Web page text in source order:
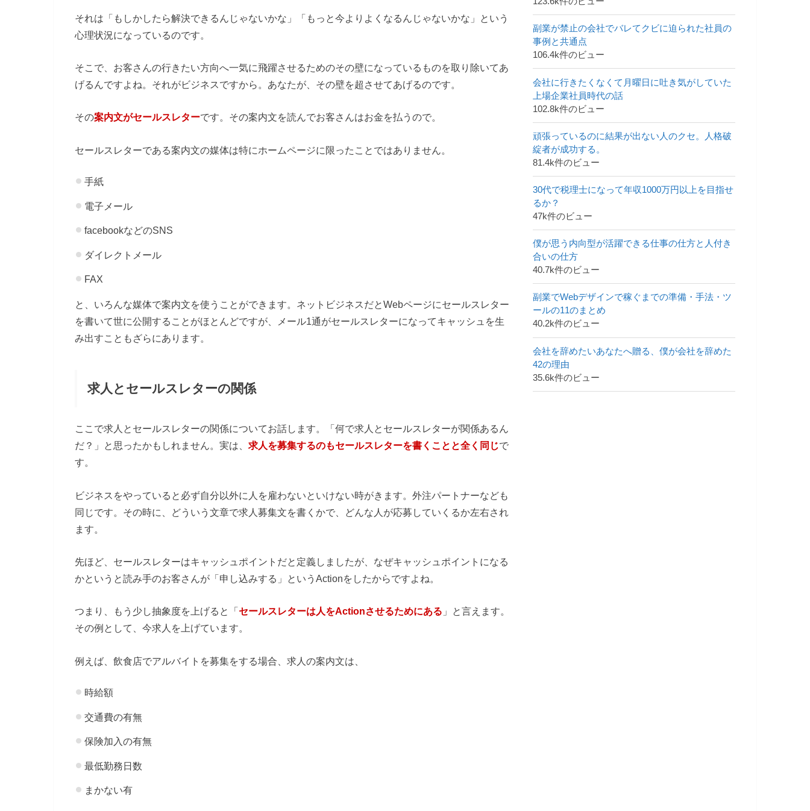
それは「もしかしたら解決できるんじゃないかな」「もっと今よりよくなるんじゃないかな」という
心理状況になっているのです。
そこで、お客さんの行きたい方向へ一気に飛躍させるためのその壁になっているものを取り除いてあ
げるんですよね。それがビジネスですから。あなたが、その壁を超させてあげるのです。
その案内文がセールスレターです。その案内文を読んでお客さんはお金を払うので。
セールスレターである案内文の媒体は特にホームページに限ったことではありません。
手紙
電子メール
facebookなどのSNS
ダイレクトメール
FAX
と、いろんな媒体で案内文を使うことができます。ネットビジネスだとWebページにセールスレター
を書いて世に公開することがほとんどですが、メール1通がセールスレターになってキャッシュを生
み出すこともざらにあります。
求人とセールスレターの関係
ここで求人とセールスレターの関係についてお話します。「何で求人とセールスレターが関係あるん
だ？」と思ったかもしれません。実は、 求人を募集するのもセールスレターを書くことと全く同じで
す。
ビジネスをやっていると必ず自分以外に人を雇わないといけない時がきます。外注パートナーなども
同じです。その時に、どういう文章で求人募集文を書くかで、どんな人が応募していくるか左右され
ます。
先ほど、セールスレターはキャッシュポイントだと定義しましたが、なぜキャッシュポイントになる
かというと読み手のお客さんが「申し込みする」というActionをしたからですよね。
つまり、もう少し抽象度を上げると「 セールスレターは人をActionさせるためにある 」と言えます。
その例として、今求人を上げています。
例えば、飲食店でアルバイトを募集をする場合、求人の案内文は、
時給額
交通費の有無
保険加入の有無
最低勤務日数
まかない有
副業が禁止の会社でバレてクビに迫られた社員の
事例と共通点
106.4k件のビュー
会社に行きたくなくて月曜日に吐き気がしていた
上場企業社員時代の話
102.8k件のビュー
頑張っているのに結果が出ない人のクセ。人格破
綻者が成功する。
81.4k件のビュー
30代で税理士になって年収1000万円以上を目指せ
るか？
47k件のビュー
僕が思う内向型が活躍できる仕事の仕方と人付き
合いの仕方
40.7k件のビュー
副業でWebデザインで稼ぐまでの準備・手法・ツ
ールの11のまとめ
40.2k件のビュー
会社を辞めたいあなたへ贈る、僕が会社を辞めた
42の理由
35.6k件のビュー